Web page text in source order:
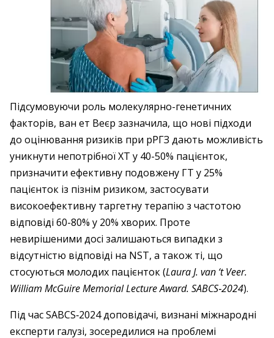
Підсумовуючи роль молекулярно-генетичних
факторів, ван ет Веєр зазначила, що нові підходи
до оцінювання ризиків при рРГЗ дають можливість
уникнути непотрібної ХТ у 40-50% пацієнток,
призначити ефективну подовжену ГТ у 25%
пацієнток із пізнім ризиком, застосувати
високоефективну таргетну терапію з частотою
відповіді 60-80% у 20% хворих. Проте
невирішеними досі залишаються випадки з
відсутністю відповіді на NST, а також ті, що
стосуються молодих пацієнток (Laura J. van ‘t Veer.
William McGuire Memorial Lecture Award. SABCS‑2024).
Під час SABCS‑2024 доповідачі, визнані міжнародні
експерти галузі, зосередилися на проблемі